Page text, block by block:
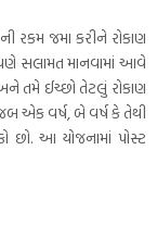
રકમ જમા કરીને રોકાણ
સલામત માનવામાં આવે
તમે ઈચ્છો તેટલું રોકાણ
એક વર્ષ, બે વર્ષ કે તેથી
છો. આ યોજનામાં પોસ્ટ